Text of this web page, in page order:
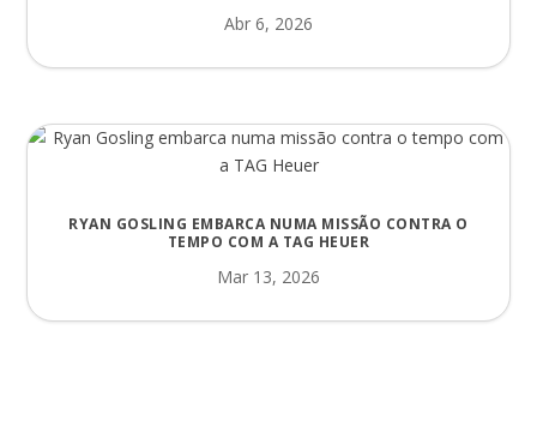
Abr 6, 2026
RYAN GOSLING EMBARCA NUMA MISSÃO CONTRA O
TEMPO COM A TAG HEUER
Mar 13, 2026